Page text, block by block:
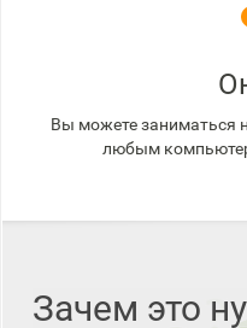
Вы можете заниматься
любым
Зачем это